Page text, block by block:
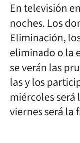
En televisión
noches. Los
Eliminación,
eliminado o la
se verán las
las y los
miércoles será
viernes será la